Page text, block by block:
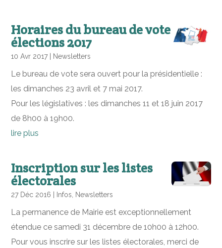
Horaires du bureau de vote
élections 2017
10 Avr 2017 Newsletters
Le bureau de vote sera ouvert pour la présidentielle :
les dimanches 23 avril et 7 mai 2017.
Pour les législatives : les dimanches 11 et 18 juin 2017
de 8h00 à 19h00.
lire plus
Inscription sur les listes
électorales
27 Déc 2016 Infos Newsletters
La permanence de Mairie est exceptionnellement
étendue ce samedi 31 décembre de 10h00 à 12h00.
Pour vous inscrire sur les listes électorales, merci de